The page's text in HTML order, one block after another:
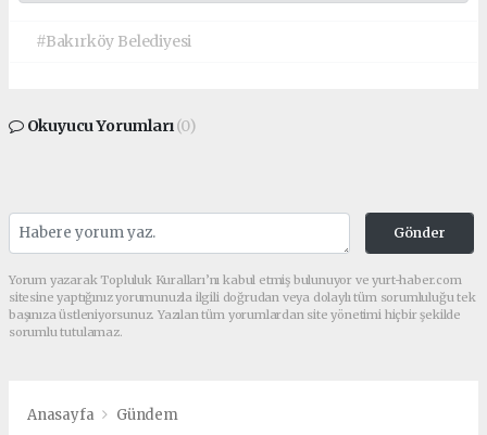
#Bakırköy Belediyesi
Okuyucu Yorumları(0)
Gönder
Yorum yazarak Topluluk Kuralları’nı kabul etmiş bulunuyor ve yurt-haber.com
sitesine yaptığınız yorumunuzla ilgili doğrudan veya dolaylı tüm sorumluluğu tek
başınıza üstleniyorsunuz. Yazılan tüm yorumlardan site yönetimi hiçbir şekilde
sorumlu tutulamaz.
Anasayfa Gündem